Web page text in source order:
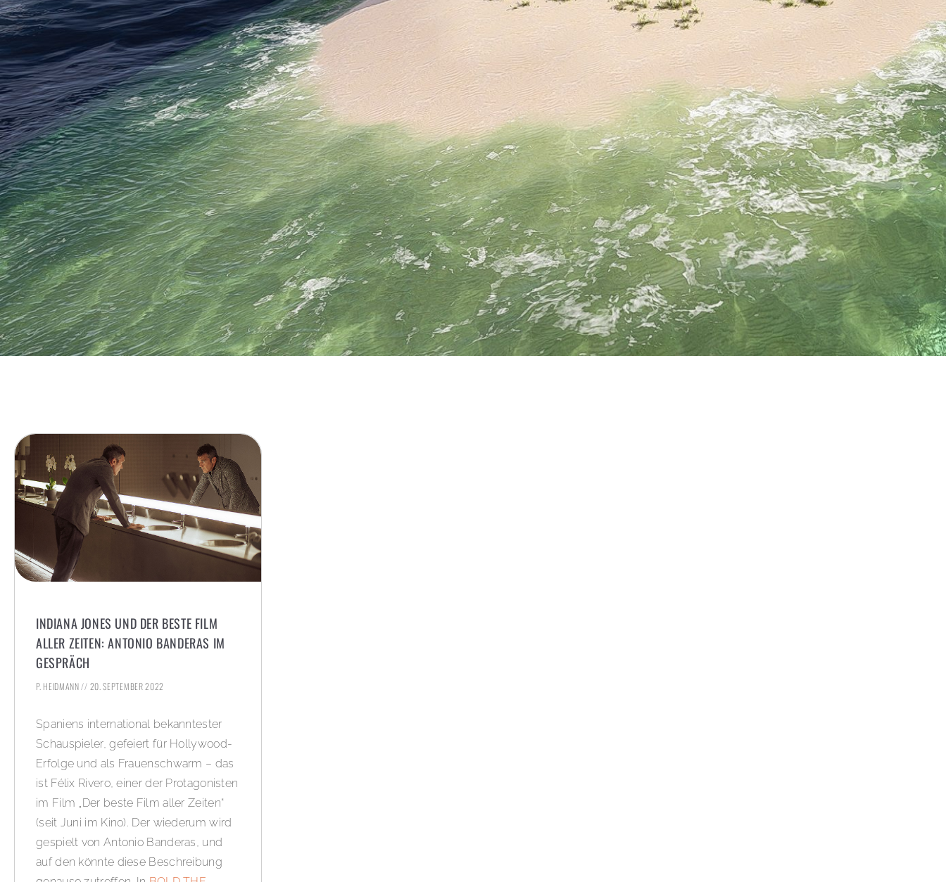
INDIANA JONES UND DER BESTE FILM
ALLER ZEITEN: ANTONIO BANDERAS IM
GESPRÄCH
P. HEIDMANN 20. SEPTEMBER 2022
Spaniens international bekanntester
Schauspieler, gefeiert für Hollywood-
Erfolge und als Frauenschwarm – das
ist Félix Rivero, einer der Protagonisten
im Film „Der beste Film aller Zeiten“
(seit Juni im Kino). Der wiederum wird
gespielt von Antonio Banderas, und
auf den könnte diese Beschreibung